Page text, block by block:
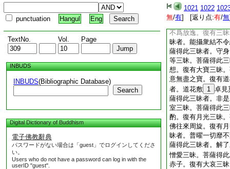
punctuation Hangul Eng
TextNo. Vol. Page
INBUDS
INBUDS(Bibliographic Database)
Search
Digital Dictionary of Buddhism
電子佛教辭典
パスワードがない場合は「guest」でログインしてくださ
い。
Users who do not have a password can log in with the
userID "guest".
1021 1022
無/有] [返り点:有/無
摩訶薩當念修行十
正覺。復次菩薩復
昧者等觀三昧。菩
不爲放逸。復有三
昧者。能攝衆結不
薩得此三昧者。守
等三昧。菩薩得此
想。復有大寶三昧
意無盡之寶。復有
者。道花敷 1 卓見
薩得此三昧者。非
室三昧。菩薩得此
酌。復有月光三昧
佛往來周旋。復有
昧者。普曜一切靡
薩得此三昧者。解
憎愛三昧。菩薩得
赤子。復有大哀三